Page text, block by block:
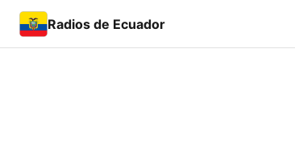
Radios de Ecuador